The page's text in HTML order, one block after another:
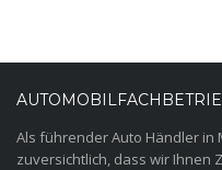
Als führender Auto Händler in
zuversichtlich, dass wir Ihnen